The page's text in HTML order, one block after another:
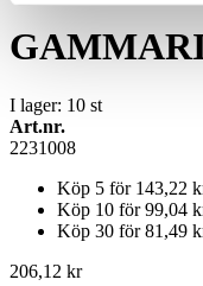
I lager: 10 st
Art.nr.
2231008
Köp 5 för 143,22
Köp 10 för99,04
Köp 30 för81,49
206,12 kr